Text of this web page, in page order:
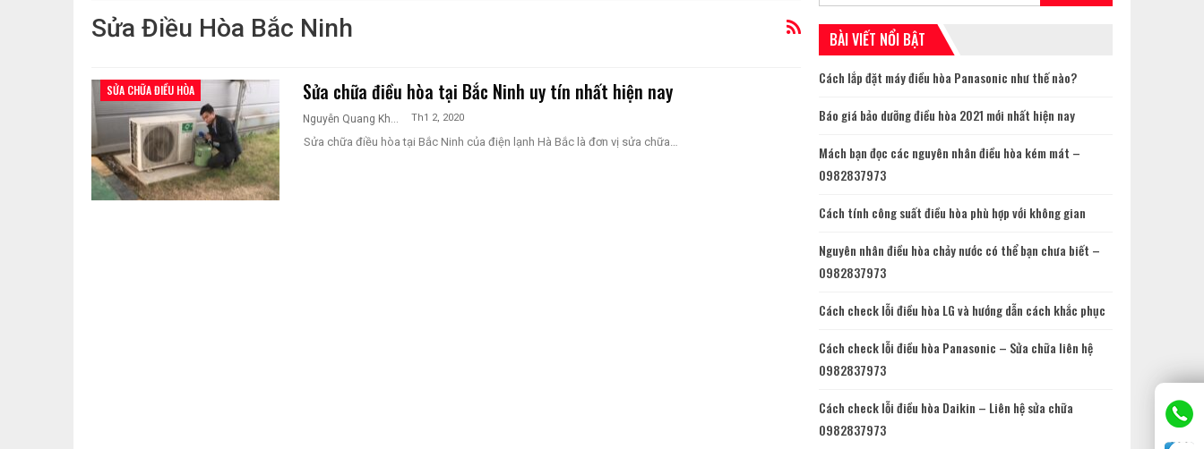
Sửa Điều Hòa Bắc Ninh
SỬA CHỮA ĐIỀU HÒA Sửa chữa điều hòa tại Bắc Ninh uy tín nhất hiện nay
Nguyễn Quang Khương Th1 2, 2020
Sửa chữa điều hòa tại Bắc Ninh của điện lạnh Hà Bắc là đơn vị sửa chữa…
BÀI VIẾT NỔI BẬT
Cách lắp đặt máy điều hòa Panasonic như thế nào?
Báo giá bảo dưỡng điều hòa 2021 mới nhất hiện nay
Mách bạn đọc các nguyên nhân điều hòa kém mát –
0982837973
Cách tính công suất điều hòa phù hợp với không gian
Nguyên nhân điều hòa chảy nước có thể bạn chưa biết –
0982837973
Cách check lỗi điều hòa LG và hướng dẫn cách khắc phục
Cách check lỗi điều hòa Panasonic – Sửa chữa liên hệ
0982837973
Cách check lỗi điều hòa Daikin – Liên hệ sửa chữa
0982837973